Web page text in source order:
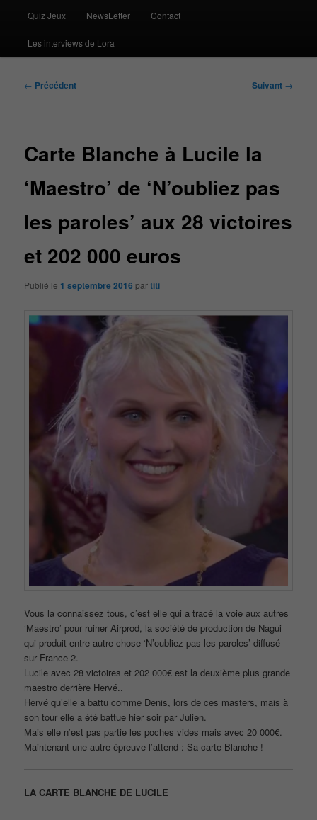
Quiz Jeux NewsLetter Contact
Les interviews de Lora
Navigation
← Précédent Suivant →
Carte Blanche à Lucile la
‘Maestro’ de ‘N’oubliez pas
les paroles’ aux 28 victoires
et 202 000 euros
Publié le 1 septembre 2016 partiti
Vous la connaissez tous, c’est elle qui a tracé la voie aux autres
‘Maestro’ pour ruiner Airprod, la société de production de Nagui
qui produit entre autre chose ‘N’oubliez pas les paroles’ diffusé
sur France 2.
Lucile avec 28 victoires et 202 000€ est la deuxième plus grande
maestro derrière Hervé..
Hervé qu’elle a battu comme Denis, lors de ces masters, mais à
son tour elle a été battue hier soir par Julien.
Mais elle n’est pas partie les poches vides mais avec 20 000€.
Maintenant une autre épreuve l’attend : Sa carte Blanche !
LA CARTE BLANCHE DE LUCILE